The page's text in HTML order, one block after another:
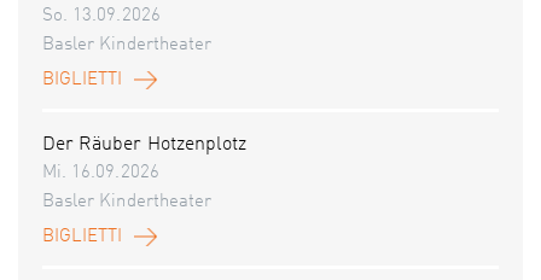
So. 13.09.2026
Basler Kindertheater
BIGLIETTI
Der Räuber Hotzenplotz
Mi. 16.09.2026
Basler Kindertheater
BIGLIETTI